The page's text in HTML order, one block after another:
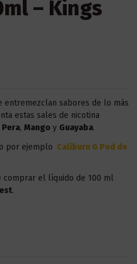
– Kings
entremezclan sabores de lo más
estas sales de nicotina
Pera, Mangoy Guayaba.
por ejemplo Caliburn G Pod de
comprar el líquido de 100 ml
.